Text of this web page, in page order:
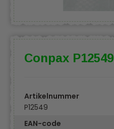
Conpax P12549
Artikelnummer
P12549
EAN-code